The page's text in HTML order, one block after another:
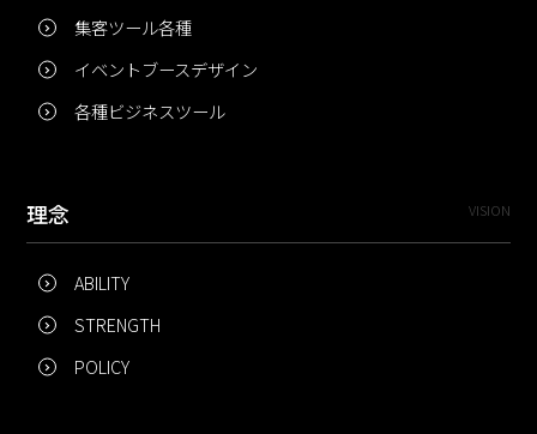
集客ツール各種
イベントブースデザイン
各種ビジネスツール
理念 VISION
ABILITY
STRENGTH
POLICY